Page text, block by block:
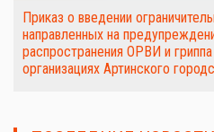
Приказ о введении
направленных на
распространения ОРВИ и
организациях Артинского